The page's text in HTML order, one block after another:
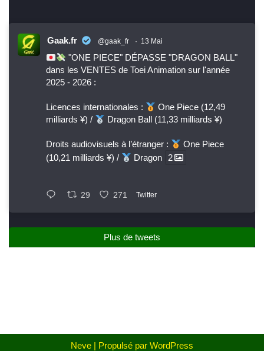
Gaak.fr @gaak_fr · 13 Mai
"ONE PIECE" DÉPASSE "DRAGON BALL"
dans les VENTES de Toei Animation sur l'année
2025 - 2026 :
Licences internationales :
One Piece (12,49
milliards ¥) /
Dragon Ball (11,33 milliards ¥)
Droits audiovisuels à l’étranger :
One Piece
(10,21 milliards ¥) /
Dragon 2
29 271 Twitter
Plus de tweets
Neve | Propulsé par WordPress